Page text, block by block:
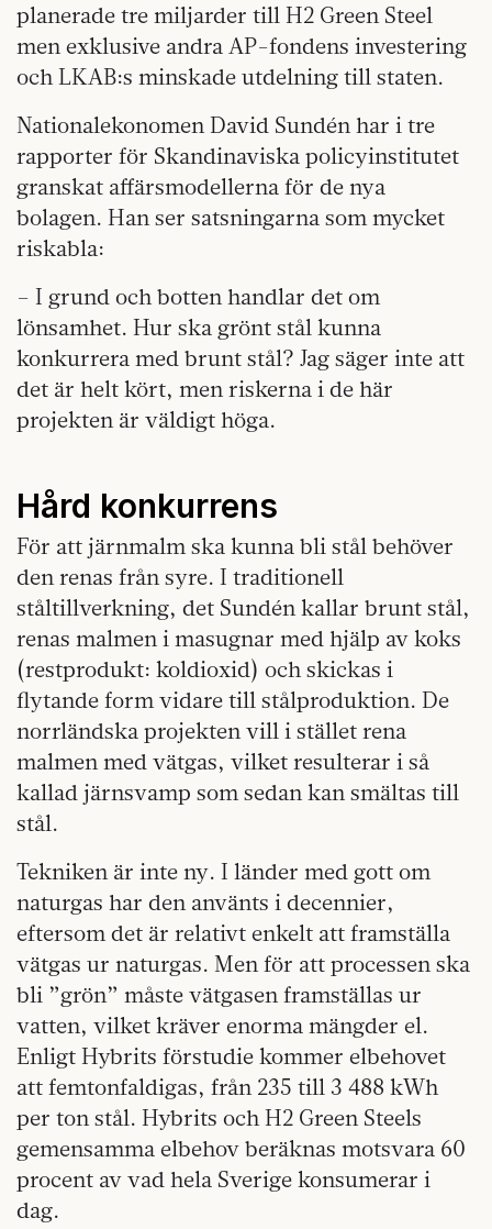
planerade tre miljarder till H2 Green Steel
men exklusive andra AP-fondens investering
och LKAB:s minskade utdelning till staten.
Nationalekonomen David Sundén har i tre
rapporter för Skandinaviska policyinstitutet
granskat affärsmodellerna för de nya
bolagen. Han ser satsningarna som mycket
riskabla:
– I grund och botten handlar det om
lönsamhet. Hur ska grönt stål kunna
konkurrera med brunt stål? Jag säger inte att
det är helt kört, men riskerna i de här
projekten är väldigt höga.
Hård konkurrens
För att järnmalm ska kunna bli stål behöver
den renas från syre. I traditionell
ståltillverkning, det Sundén kallar brunt stål,
renas malmen i masugnar med hjälp av koks
(restprodukt: koldioxid) och skickas i
flytande form vidare till stålproduktion. De
norrländska projekten vill i stället rena
malmen med vätgas, vilket resulterar i så
kallad järnsvamp som sedan kan smältas till
stål.
Tekniken är inte ny. I länder med gott om
naturgas har den använts i decennier,
eftersom det är relativt enkelt att framställa
vätgas ur naturgas. Men för att processen ska
bli ”grön” måste vätgasen framställas ur
vatten, vilket kräver enorma mängder el.
Enligt Hybrits förstudie kommer elbehovet
att femtonfaldigas, från 235 till 3 488 kWh
per ton stål. Hybrits och H2 Green Steels
gemensamma elbehov beräknas motsvara 60
procent av vad hela Sverige konsumerar i
dag.